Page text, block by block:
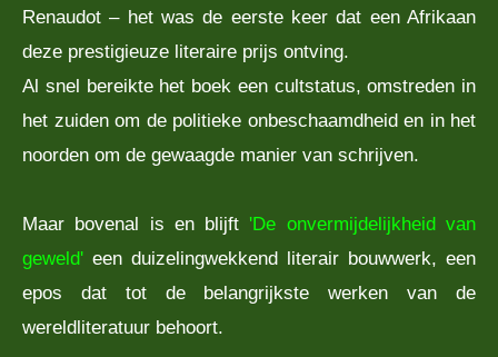
Renaudot – het was de eerste keer dat een Afrikaan
deze prestigieuze literaire prijs ontving.
Al snel bereikte het boek een cultstatus, omstreden in
het zuiden om de politieke onbeschaamdheid en in het
noorden om de gewaagde manier van schrijven.
Maar bovenal is en blijft 'De onvermijdelijkheid van
geweld' een duizelingwekkend literair bouwwerk, een
epos dat tot de belangrijkste werken van de
wereldliteratuur behoort.